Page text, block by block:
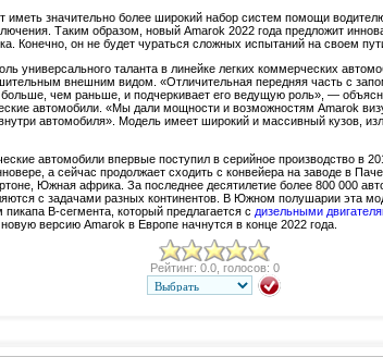
иметь значительно более широкий набор систем помощи
Таким образом, новый Amarok 2022 года предложит
Конечно, он не будет чураться сложных испытаний на своем
универсального таланта в линейке легких коммерческих
внешним видом. «Отличительная передняя часть с
чем раньше, и подчеркивает его ведущую роль», —
автомобили. «Мы дали мощности и возможностям Amarok
автомобиля». Модель имеет широкий и массивный кузов,
автомобили впервые поступил в серийное производство в
а сейчас продолжает сходить с конвейера на заводе в
Южная африка. За последнее десятилетие более 800 000
с задачами разных континентов. В Южном полушарии эта
В-сегмента, который предлагается с дизельными
версию Amarok в Европе начнутся в конце 2022 года.
Рейтинг: 0.0, голосов: 0